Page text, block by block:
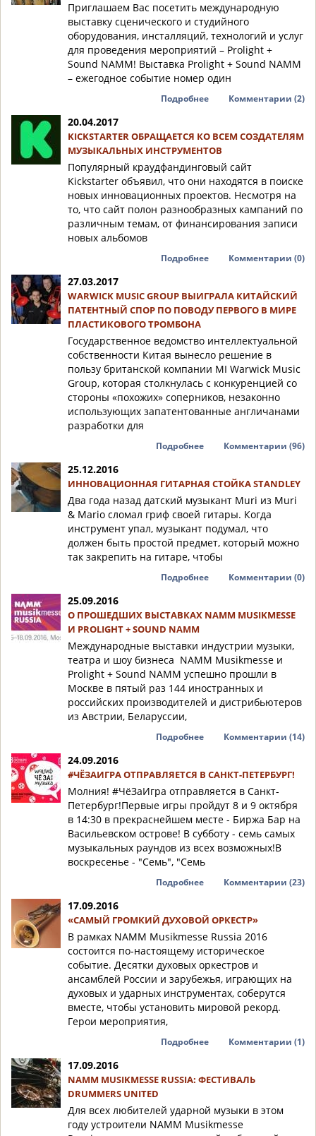
Приглашаем Вас посетить международную
выставку сценического и студийного
оборудования, инсталляций, технологий и услуг
для проведения мероприятий – Prolight +
Sound NAMM! Выставка Prolight + Sound NAMM
– ежегодное событие номер один
Комментарии (2)
Подробнее
20.04.2017
KICKSTARTER ОБРАЩАЕТСЯ КО ВСЕМ СОЗДАТЕЛЯМ
МУЗЫКАЛЬНЫХ ИНСТРУМЕНТОВ
Популярный краудфандинговый сайт
Kickstarter объявил, что они находятся в поиске
новых инновационных проектов. Несмотря на
то, что сайт полон разнообразных кампаний по
различным темам, от финансирования записи
новых альбомов
Комментарии (0)
Подробнее
27.03.2017
WARWICK MUSIC GROUP ВЫИГРАЛА КИТАЙСКИЙ
ПАТЕНТНЫЙ СПОР ПО ПОВОДУ ПЕРВОГО В МИРЕ
ПЛАСТИКОВОГО ТРОМБОНА
Государственное ведомство интеллектуальной
собственности Китая вынесло решение в
пользу британской компании MI Warwick Music
Group, которая столкнулась с конкуренцией со
стороны «похожих» соперников, незаконно
использующих запатентованные англичанами
разработки для
Комментарии (96)
Подробнее
25.12.2016
ИННОВАЦИОННАЯ ГИТАРНАЯ СТОЙКА STANDLEY
Два года назад датский музыкант Muri из Muri
& Mario сломал гриф своей гитары. Когда
инструмент упал, музыкант подумал, что
должен быть простой предмет, который можно
так закрепить на гитаре, чтобы
Комментарии (0)
Подробнее
25.09.2016
О ПРОШЕДШИХ ВЫСТАВКАХ NAMM MUSIKMESSE
И PROLIGHT + SOUND NAMM
Международные выставки индустрии музыки,
театра и шоу бизнеса NAMM Musikmesse и
Prolight + Sound NAMM успешно прошли в
Москве в пятый раз 144 иностранных и
российских производителей и дистрибьютеров
из Австрии, Беларуссии,
Комментарии (14)
Подробнее
24.09.2016
#ЧЁЗАИГРА ОТПРАВЛЯЕТСЯ В САНКТ-ПЕТЕРБУРГ!
Молния! #ЧёЗаИгра отправляется в Санкт-
Петербург!Первые игры пройдут 8 и 9 октября
в 14:30 в прекраснейшем месте - Биржа Бар на
Васильевском острове! В субботу - семь самых
музыкальных раундов из всех возможных!В
воскресенье - "Семь", "Семь
Комментарии (23)
Подробнее
17.09.2016
«САМЫЙ ГРОМКИЙ ДУХОВОЙ ОРКЕСТР»
В рамках NAMM Musikmesse Russia 2016
состоится по‑настоящему историческое
событие. Десятки духовых оркестров и
ансамблей России и зарубежья, играющих на
духовых и ударных инструментах, соберутся
вместе, чтобы установить мировой рекорд.
Герои мероприятия,
Комментарии (1)
Подробнее
17.09.2016
NAMM MUSIKMESSE RUSSIA: ФЕСТИВАЛЬ
DRUMMERS UNITED
Для всех любителей ударной музыки в этом
году устроители NAMM Musikmesse